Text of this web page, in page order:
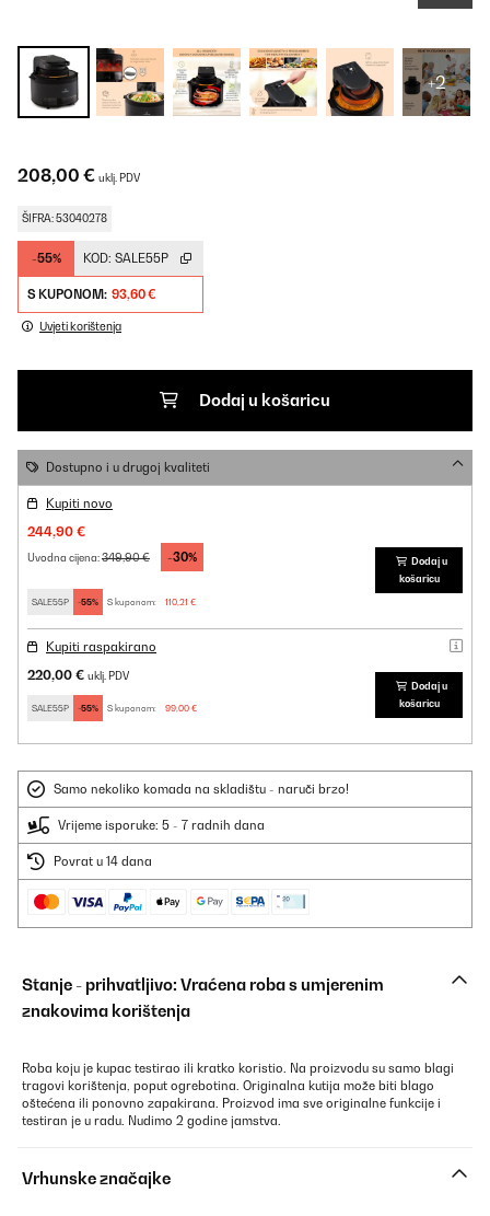
+2
208,00 € uklj. PDV
ŠIFRA: 53040278
-55% KOD: SALE55P
S KUPONOM: 93,60 €
Uvjeti korištenja
Dodaj u košaricu
Dostupno i u drugoj kvaliteti
Kupiti novo
244,90 €
Uvodna cijena:349,90 € -30%
SALE55P -55% S kuponom: 110,21 €
Dodaj u
košaricu
Kupiti raspakirano
220,00 € uklj. PDV
SALE55P -55% S kuponom: 99,00 €
Dodaj u
košaricu
Samo nekoliko komada na skladištu - naruči brzo!
Vrijeme isporuke: 5 - 7 radnih dana
Povrat u 14 dana
Stanje - prihvatljivo: Vraćena roba s umjerenim
znakovima korištenja
Roba koju je kupac testirao ili kratko koristio. Na proizvodu su samo blagi
tragovi korištenja, poput ogrebotina. Originalna kutija može biti blago
oštećena ili ponovno zapakirana. Proizvod ima sve originalne funkcije i
testiran je u radu. Nudimo 2 godine jamstva.
Vrhunske značajke